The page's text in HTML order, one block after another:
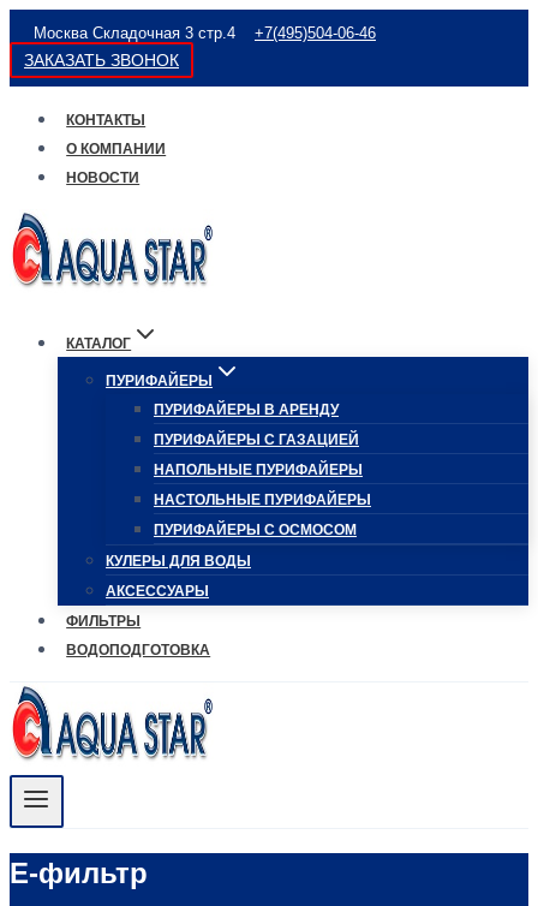
Перейти
к
содержимому
Москва Складочная 3 стр.4 +7(495)504-06-46
ЗАКАЗАТЬ ЗВОНОК
КОНТАКТЫ
О КОМПАНИИ
НОВОСТИ
КАТАЛОГ
ПУРИФАЙЕРЫ
ПУРИФАЙЕРЫ В АРЕНДУ
ПУРИФАЙЕРЫ С ГАЗАЦИЕЙ
НАПОЛЬНЫЕ ПУРИФАЙЕРЫ
НАСТОЛЬНЫЕ ПУРИФАЙЕРЫ
ПУРИФАЙЕРЫ С ОСМОСОМ
КУЛЕРЫ ДЛЯ ВОДЫ
АКСЕССУАРЫ
ФИЛЬТРЫ
ВОДОПОДГОТОВКА
E-фильтр